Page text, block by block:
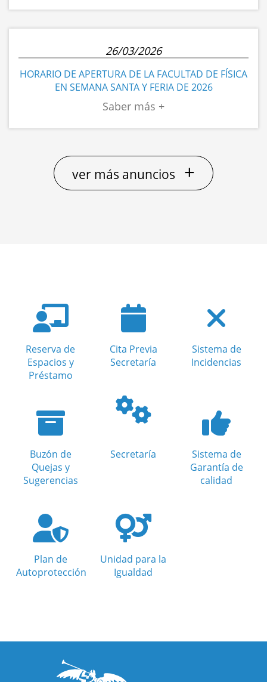
26/03/2026
HORARIO DE APERTURA DE LA FACULTAD DE FÍSICA
EN SEMANA SANTA Y FERIA DE 2026
ver más anuncios +
Reserva de
Espacios y
Préstamo
Cita Previa
Secretaría
Sistema de
Incidencias
Buzón de
Quejas y
Sugerencias
Secretaría
Sistema de
Garantía de
calidad
Plan de
Autoprotección
Unidad para la
Igualdad